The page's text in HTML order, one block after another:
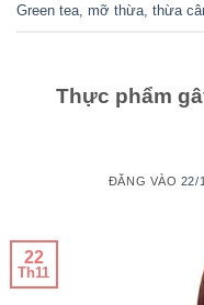
Green tea mỡ thừa thừa
Thực phẩm
ĐĂNG VÀO 22/
22
Th11